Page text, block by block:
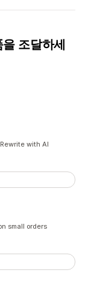
조달하세
with AI
small orders